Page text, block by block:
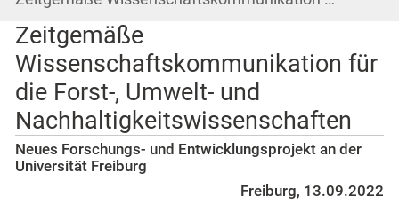
Zeitgemäße
Wissenschaftskommunikation für
die Forst-, Umwelt- und
Nachhaltigkeitswissenschaften
Neues Forschungs- und Entwicklungsprojekt an der
Universität Freiburg
Freiburg, 13.09.2022